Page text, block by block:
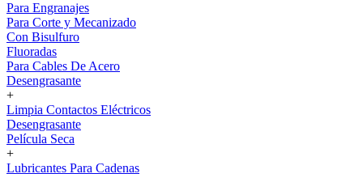
Para Engranajes
Para Corte y Mecanizado
Con Bisulfuro
Fluoradas
Para Cables De Acero
Desengrasante
+
Limpia Contactos Eléctricos
Desengrasante
Película Seca
+
Lubricantes Para Cadenas